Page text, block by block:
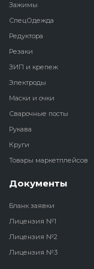
Зажимы
СпецОдежда
Редуктора
Резаки
ЗИП и крепеж
Электроды
Маски и очки
Сварочные посты
Рукава
Круги
Товары маркетплейсов
Документы
Бланк заявки
Лицензия №1
Лицензия №2
Лицензия №3